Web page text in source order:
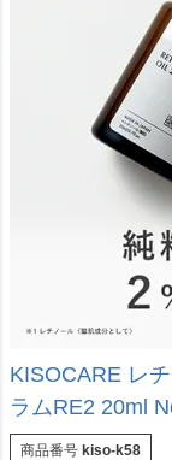
KISOCARE レ
ラムRE2 20ml
商品番号 kiso-k58